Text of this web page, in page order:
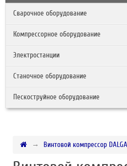
Сварочное оборудование
Компрессорное оборудование
Электростанции
Станочное оборудование
Пескоструйное оборудование
Винтовой компрессор